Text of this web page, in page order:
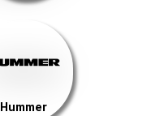
Hummer